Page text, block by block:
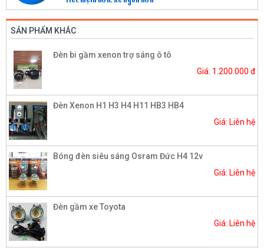
SẢN PHẨM KHÁC
Đèn bi gầm xenon trợ sáng ô tô
Giá: 1.200.000 đ
Đèn Xenon H1 H3 H4 H11 HB3 HB4
Giá: Liên hệ
Bóng đèn siêu sáng Osram Đức H4 12v
Giá: Liên hệ
Đèn gầm xe Toyota
Giá: Liên hệ